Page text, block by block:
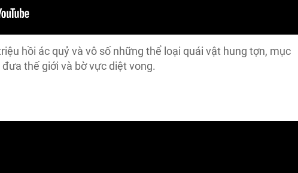
hồi ác quỷ và vô số những thể loại quái vật hung tợn, mục
thế giới và bờ vực diệt vong.